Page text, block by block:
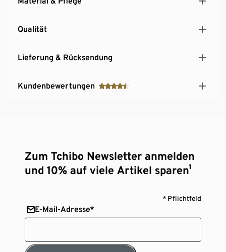
Qualität
Lieferung & Rücksendung
Kundenbewertungen
Zum Tchibo Newsletter anmelden
und 10% auf viele Artikel sparen¹
* Pflichtfeld
E-Mail-Adresse*